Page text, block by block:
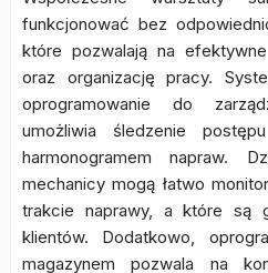
funkcjonować bez
które pozwalają na
oraz organizację pracy.
oprogramowanie do
umożliwia śledzenie
harmonogramem napraw.
mechanicy mogą łatwo
trakcie naprawy, a które są
klientów. Dodatkowo,
magazynem pozwala na